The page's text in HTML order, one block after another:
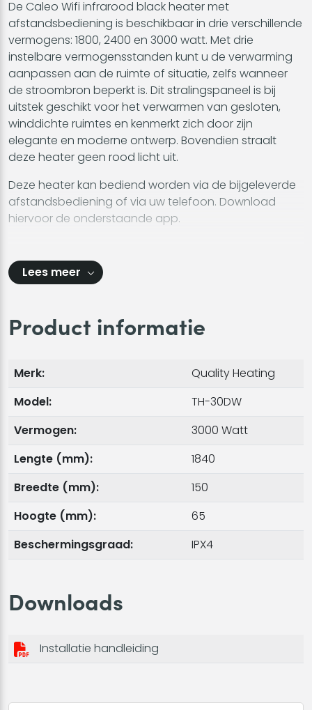
De Caleo Wifi infrarood black heater met
afstandsbediening is beschikbaar in drie verschillende
vermogens: 1800, 2400 en 3000 watt. Met drie
instelbare vermogensstanden kunt u de verwarming
aanpassen aan de ruimte of situatie, zelfs wanneer
de stroombron beperkt is. Dit stralingspaneel is bij
uitstek geschikt voor het verwarmen van gesloten,
winddichte ruimtes en kenmerkt zich door zijn
elegante en moderne ontwerp. Bovendien straalt
deze heater geen rood licht uit.
Deze heater kan bediend worden via de bijgeleverde
afstandsbediening of via uw telefoon. Download
hiervoor de onderstaande app.
Lees meer
Product informatie
Merk:
Quality Heating
Model:
TH-30DW
Vermogen:
3000 Watt
Lengte (mm):
1840
Breedte (mm):
150
Hoogte (mm):
65
Beschermingsgraad:
IPX4
Downloads
Installatie handleiding